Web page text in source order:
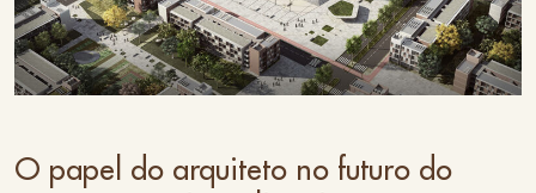
O papel do arquiteto no futuro do